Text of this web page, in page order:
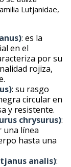
Lutjanidae,
: es la
en el
por su
rojiza,
: su rasgo
circular en
y resistente.
chrysurus):
una línea
hasta una
analis):